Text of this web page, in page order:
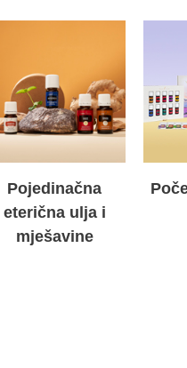
Pojedinačna
eterična ulja i
mješavine